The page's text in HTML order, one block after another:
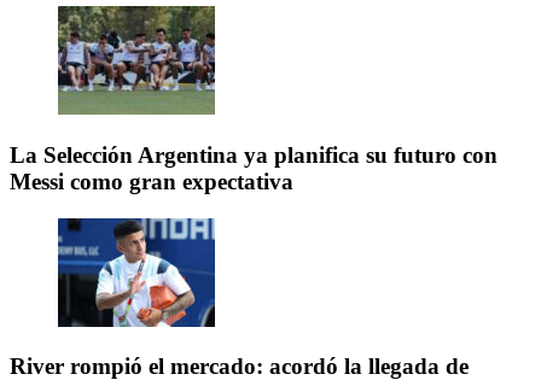
La Selección Argentina ya planifica su futuro con
Messi como gran expectativa
River rompió el mercado: acordó la llegada de